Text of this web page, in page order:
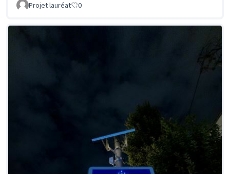
Projet lauréat 0